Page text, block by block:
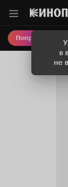
в
не
Попробовать